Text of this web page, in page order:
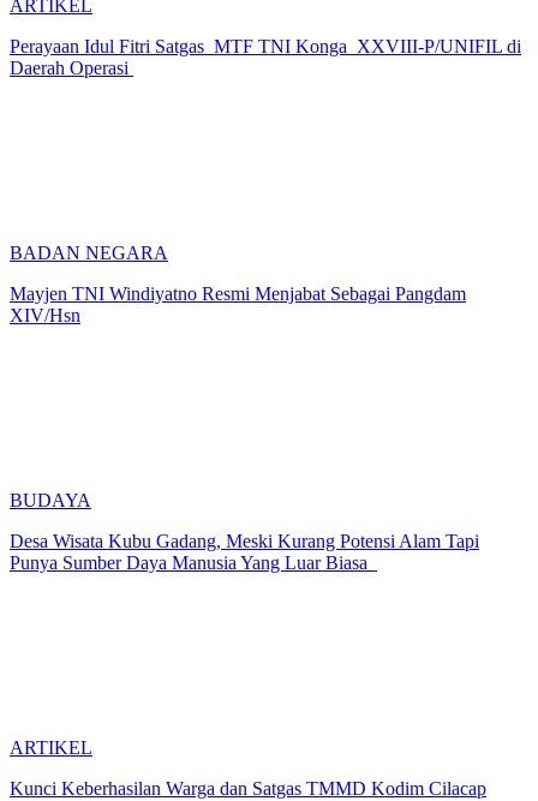
ARTIKEL
Perayaan Idul Fitri Satgas MTF TNI Konga XXVIII-P/UNIFIL di
Daerah Operasi
BADAN NEGARA
Mayjen TNI Windiyatno Resmi Menjabat Sebagai Pangdam
XIV/Hsn
BUDAYA
Desa Wisata Kubu Gadang, Meski Kurang Potensi Alam Tapi
Punya Sumber Daya Manusia Yang Luar Biasa
ARTIKEL
Kunci Keberhasilan Warga dan Satgas TMMD Kodim Cilacap